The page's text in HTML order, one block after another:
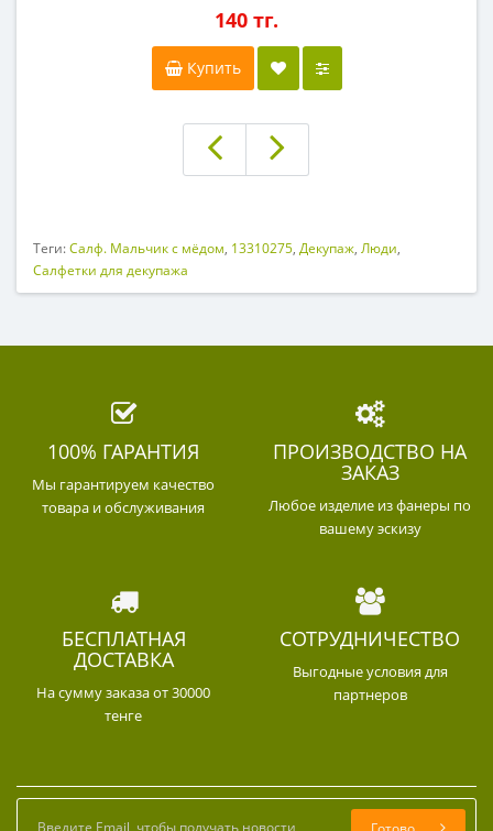
140 тг.
Купить
Теги:Салф. Мальчик с мёдом, 13310275, Декупаж, Люди,
Салфетки для декупажа
100% ГАРАНТИЯ
Мы гарантируем качество
товара и обслуживания
ПРОИЗВОДСТВО НА
ЗАКАЗ
Любое изделие из фанеры по
вашему эскизу
БЕСПЛАТНАЯ
ДОСТАВКА
На сумму заказа от 30000
тенге
СОТРУДНИЧЕСТВО
Выгодные условия для
партнеров